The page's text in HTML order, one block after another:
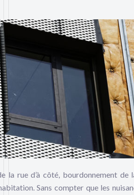
la rue d’à côté, bourdonnement
Sans compter que les